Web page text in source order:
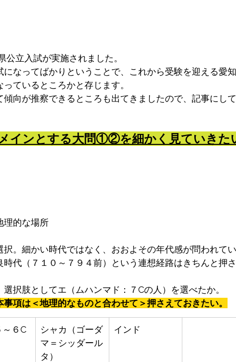
立入試が実施されました。
なってばかりということで、これから受験を迎える愛
ているところかと存じます。
向が推察できるところも出てきましたので、記事にし
インとする大問①②を細かく見ていきた
理的な場所
。細かい時代ではなく、おおよその年代感が問われてい
代（７１０～７９４前）という連想経路はきちんと押
択肢としてエ（ムハンマド：７Cの人）を選べたか。
項は＜地理的なものと合わせて＞押さえておきたい。
６C
シャカ（ゴーダ
マ＝シッダール
タ）
インド